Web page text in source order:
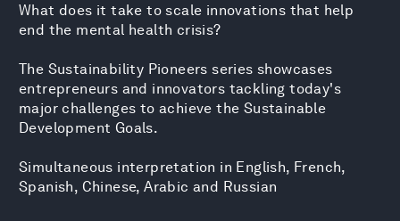
What does it take to scale innovations that help
end the mental health crisis?
The Sustainability Pioneers series showcases
entrepreneurs and innovators tackling today's
major challenges to achieve the Sustainable
Development Goals.
Simultaneous interpretation in English, French,
Spanish, Chinese, Arabic and Russian